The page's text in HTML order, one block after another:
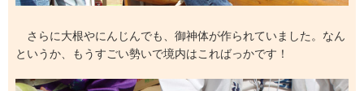
さらに大根やにんじんでも、御神体が作られていました。なん
というか、もうすごい勢いで境内はこればっかです！